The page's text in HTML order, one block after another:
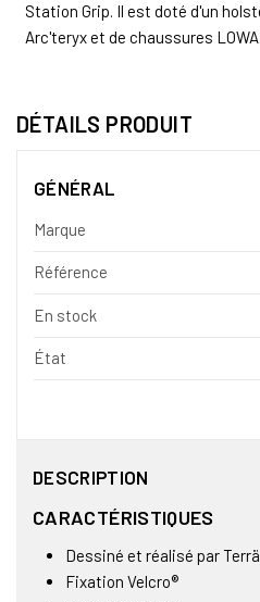
Station Grip. Il est doté d'un
Arc'teryx et de chaussures LOWA.
DÉTAILS PRODUIT
GÉNÉRAL
Marque
Référence
En stock
État
DESCRIPTION
CARACTÉRISTIQUES
Dessiné et réalisé par
Fixation Velcro®